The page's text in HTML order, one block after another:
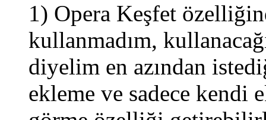
1) Opera Keşfet
kullanmadım,
diyelim en azından
ekleme ve sadece kendi